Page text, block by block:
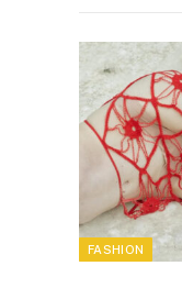
FASHION